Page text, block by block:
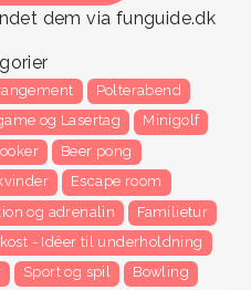
dem via funguide.dk
Polterabend
og Lasertag
Minigolf
Beer pong
Escape room
og adrenalin
Familietur
- Idéer til underholdning
Sport og spil
Bowling